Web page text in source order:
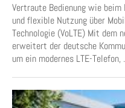
Vertraute Bedienung wie
und flexible Nutzung über
Technologie (VoLTE) Mit dem
erweitert der deutsche
um ein modernes LTE-Telefon,